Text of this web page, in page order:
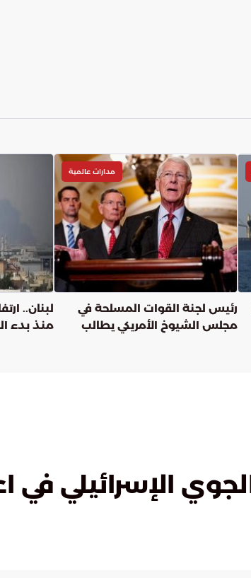
مدارات عالمية
رئيس لجنة القوات المسلحة في
مجلس الشيوخ الأمريكي يطالب
منذ بدء
الإسرائيلي في